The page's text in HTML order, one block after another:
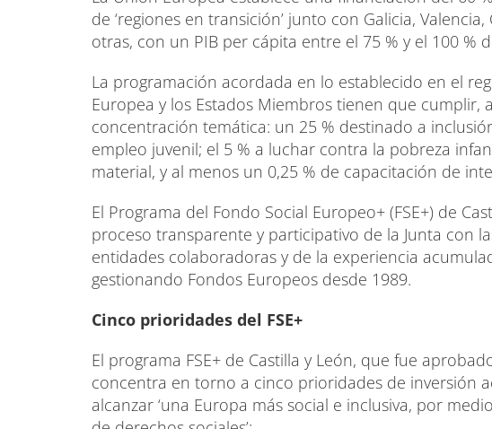
de ‘regiones en transición’ junto con Galicia,
otras, con un PIB per cápita entre el 75 % y el 100 %
La programación acordada en lo establecido en el
Europea y los Estados Miembros tienen que cumplir,
concentración temática: un 25 % destinado a
empleo juvenil; el 5 % a luchar contra la pobreza
material, y al menos un 0,25 % de capacitación de
El Programa del Fondo Social Europeo+ (FSE+) de
proceso transparente y participativo de la Junta con
entidades colaboradoras y de la experiencia
gestionando Fondos Europeos desde 1989.
Cinco prioridades del FSE+
El programa FSE+ de Castilla y León, que fue
concentra en torno a cinco prioridades de inversión
alcanzar ‘una Europa más social e inclusiva, por